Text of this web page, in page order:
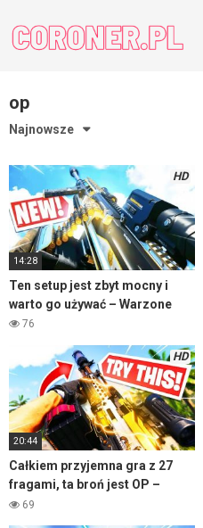
content
op
Najnowsze
HD
14:28
Ten setup jest zbyt mocny i
warto go używać – Warzone
76
HD
20:44
Całkiem przyjemna gra z 27
fragami, ta broń jest OP –
Warzone
69